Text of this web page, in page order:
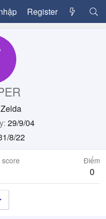
Register
29/9/04
8/22
score Điểm
0